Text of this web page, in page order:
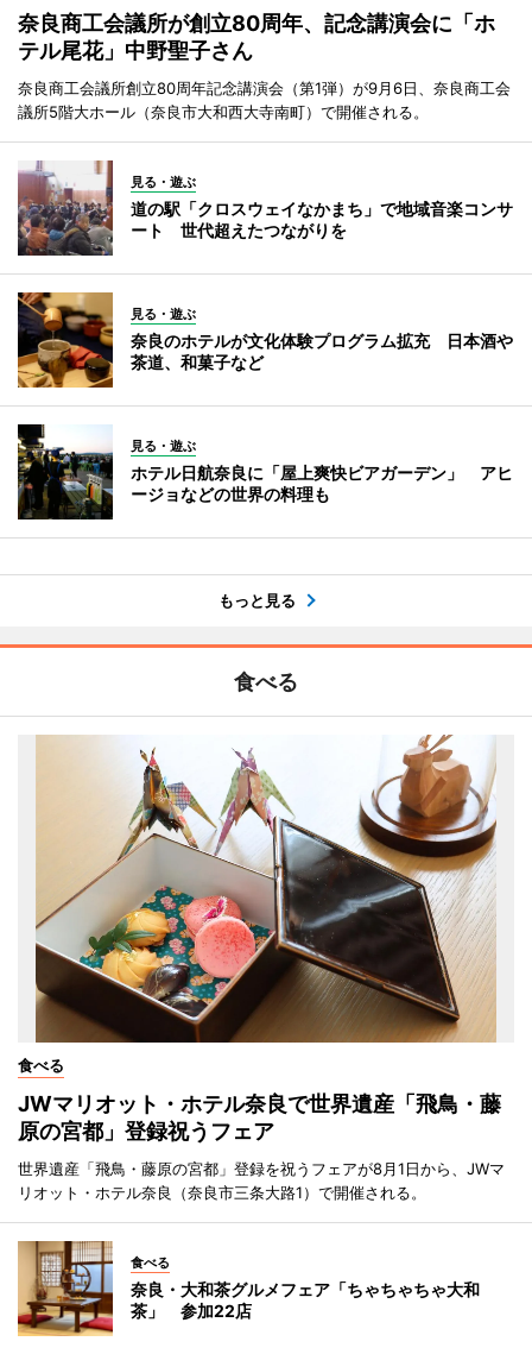
奈良商工会議所が創立80周年、記念講演会に「ホ
テル尾花」中野聖子さん
奈良商工会議所創立80周年記念講演会（第1弾）が9月6日、奈良商工会
議所5階大ホール（奈良市大和西大寺南町）で開催される。
見る・遊ぶ
道の駅「クロスウェイなかまち」で地域音楽コンサ
ート 世代超えたつながりを
見る・遊ぶ
奈良のホテルが文化体験プログラム拡充 日本酒や
茶道、和菓子など
見る・遊ぶ
ホテル日航奈良に「屋上爽快ビアガーデン」 アヒ
ージョなどの世界の料理も
もっと見る
食べる
食べる
JWマリオット・ホテル奈良で世界遺産「飛鳥・藤
原の宮都」登録祝うフェア
世界遺産「飛鳥・藤原の宮都」登録を祝うフェアが8月1日から、JWマ
リオット・ホテル奈良（奈良市三条大路1）で開催される。
食べる
奈良・大和茶グルメフェア「ちゃちゃちゃ大和
茶」 参加22店